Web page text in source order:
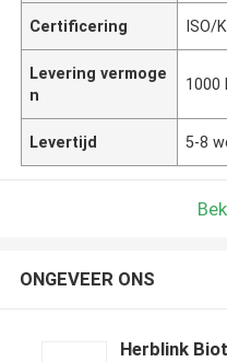
Certificering ISO/
Levering vermoge
n
1000
Levertijd 5-8
ONGEVEER ONS
Herblink